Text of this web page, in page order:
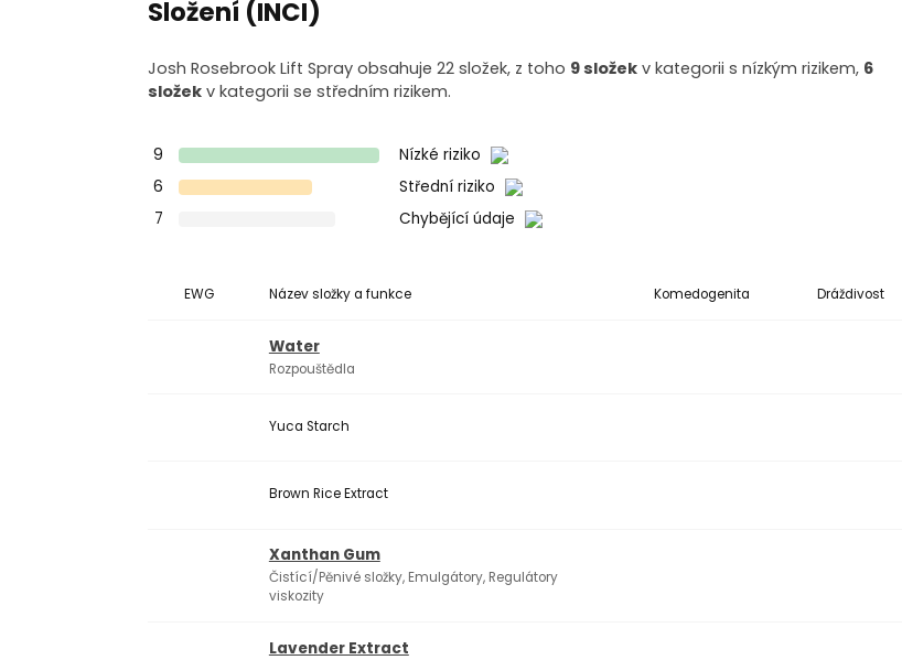
Složení (INCI)
Josh Rosebrook Lift Spray obsahuje 22 složek, z toho 9 složek v kategorii s nízkým rizikem, 6
složek v kategorii se středním rizikem.
9
Nízké riziko
6
Střední riziko
7
Chybějící údaje
EWG Název složky a funkce Komedogenita Dráždivost
Water
Rozpouštědla
Yuca Starch
Brown Rice Extract
Xanthan Gum
Čistící/Pěnivé složky, Emulgátory, Regulátory
viskozity
Lavender Extract